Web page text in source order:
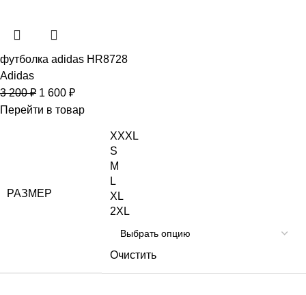
футболка adidas HR8728
Adidas
3 200₽ 1 600 ₽
Перейти в товар
РАЗМЕР
XXXL
S
M
L
XL
2XL
Очистить